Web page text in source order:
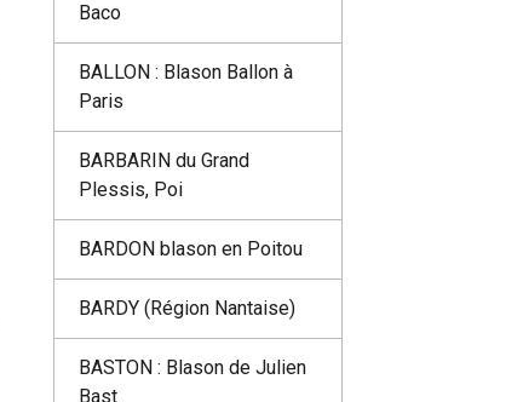
Baco
BALLON : Blason Ballon à
Paris
BARBARIN du Grand
Plessis, Poi
BARDON blason en Poitou
BARDY (Région Nantaise)
BASTON : Blason de Julien
Bast